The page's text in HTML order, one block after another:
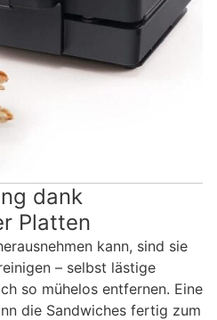
dank
Platten
kann, sind sie
– selbst lästige
so mühelos entfernen. Eine
die Sandwiches fertig zum